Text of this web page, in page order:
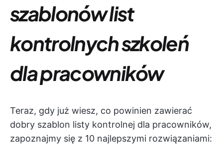
szablonów list
kontrolnych szkoleń
dla pracowników
Teraz, gdy już wiesz, co powinien zawierać
dobry szablon listy kontrolnej dla pracowników,
zapoznajmy się z 10 najlepszymi rozwiązaniami: